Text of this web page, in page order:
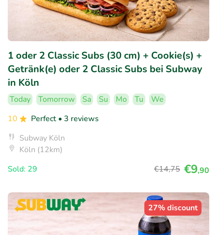
1 oder 2 Classic Subs (30 cm) + Cookie(s) +
Getränk(e) oder 2 Classic Subs bei Subway
in Köln
Today Tomorrow Sa Su Mo Tu
We
10
Perfect • 3 reviews
Subway Köln
Köln (12km)
Sold: 29
€14,75 €9,90
27% discount